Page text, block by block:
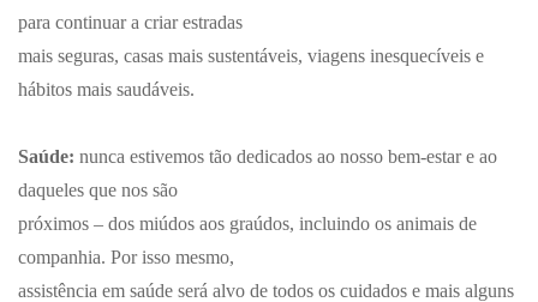
para continuar a criar estradas
mais seguras, casas mais sustentáveis, viagens inesquecíveis e
hábitos mais saudáveis.
Saúde: nunca estivemos tão dedicados ao nosso bem-estar e ao
daqueles que nos são
próximos – dos miúdos aos graúdos, incluindo os animais de
companhia. Por isso mesmo,
assistência em saúde será alvo de todos os cuidados e mais alguns